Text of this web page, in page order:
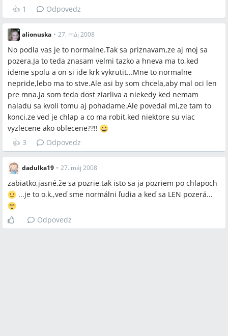
👍 1 Odpovedz
alionuska • 27. máj 2008
No podla vas je to normalne.Tak sa priznavam,ze aj moj sa
pozera.Ja to teda znasam velmi tazko a hneva ma to,ked
ideme spolu a on si ide krk vykrutit...Mne to normalne
nepride,lebo ma to stve.Ale asi by som chcela,aby mal oci len
pre mna.Ja som teda dost ziarliva a niekedy ked nemam
naladu sa kvoli tomu aj pohadame.Ale povedal mi,ze tam to
konci,ze ved je chlap a co ma robit,ked niektore su viac
vyzlecene ako oblecene??!!
👍 3 Odpovedz
dadulka19 • 27. máj 2008
zabiatko,jasné,že sa pozrie,tak isto sa ja pozriem po chlapoch
...je to o.k.,veď sme normálni ľudia a keď sa LEN pozerá...
Odpovedz